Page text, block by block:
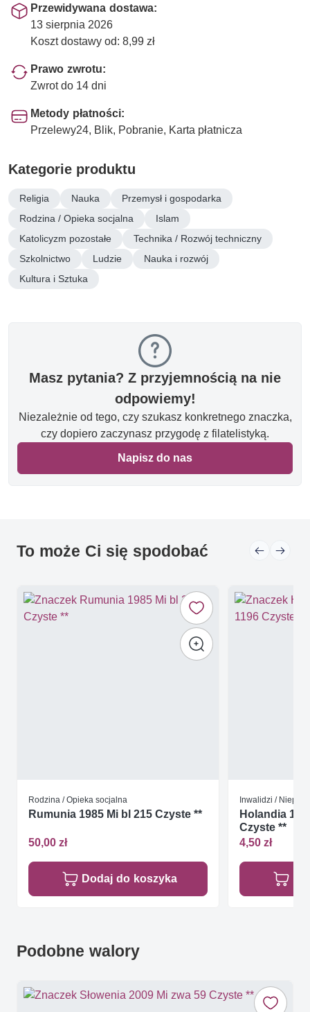
Przewidywana dostawa:
13 sierpnia 2026
Koszt dostawy od: 8,99 zł
Prawo zwrotu:
Zwrot do 14 dni
Metody płatności:
Przelewy24, Blik, Pobranie, Karta płatnicza
Kategorie produktu
Religia Nauka
Przemysł i gospodarka
Rodzina / Opieka socjalna
Islam
Katolicyzm pozostałe
Technika / Rozwój techniczny
Szkolnictwo
Ludzie
Nauka i rozwój
Kultura i Sztuka
Masz pytania? Z przyjemnością na nie
odpowiemy!
Niezależnie od tego, czy szukasz konkretnego znaczka,
czy dopiero zaczynasz przygodę z filatelistyką.
Napisz do nas
To może Ci się spodobać
Rodzina / Opieka socjalna
Rumunia 1985 Mi bl 215 Czyste **
50,00 zł
Dodaj do koszyka
Inwalidzi /
Holandia
Czyste **
4,50 zł
Podobne walory